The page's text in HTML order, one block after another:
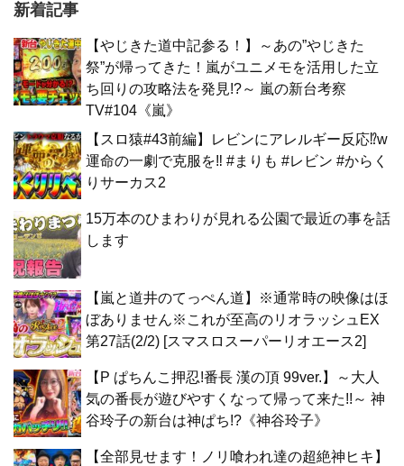
新着記事
【やじきた道中記参る！】～あの”やじきた
祭”が帰ってきた！嵐がユニメモを活用した立
ち回りの攻略法を発見!?～ 嵐の新台考察
TV#104《嵐》
【スロ猿#43前編】レビンにアレルギー反応⁉w
運命の一劇で克服を‼ #まりも #レビン #からく
りサーカス2
15万本のひまわりが見れる公園で最近の事を話
します
【嵐と道井のてっぺん道】※通常時の映像はほ
ぼありません※これが至高のリオラッシュEX
第27話(2/2) [スマスロスーパーリオエース2]
【P ぱちんこ押忍!番長 漢の頂 99ver.】～大人
気の番長が遊びやすくなって帰って来た!!～ 神
谷玲子の新台は神ぱち!?《神谷玲子》
【全部見せます！ノリ喰われ達の超絶神ヒキ】